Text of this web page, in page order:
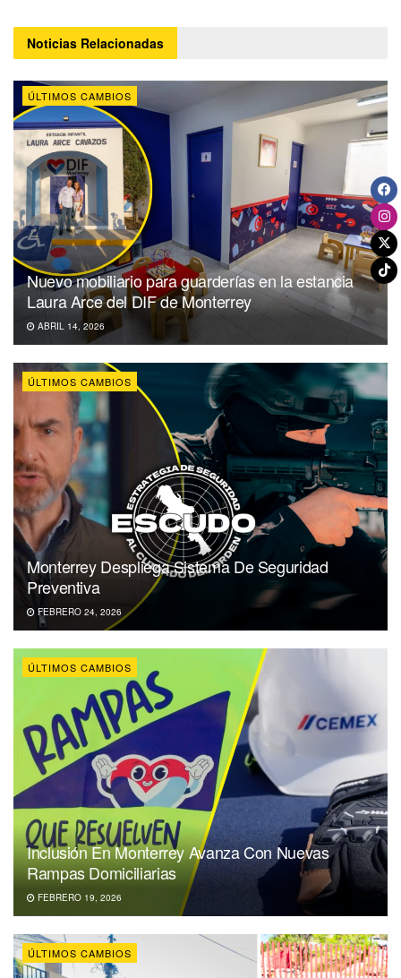
Noticias Relacionadas
ÚLTIMOS CAMBIOS
Nuevo mobiliario para guarderías en la estancia
Laura Arce del DIF de Monterrey
ABRIL 14, 2026
ÚLTIMOS CAMBIOS
Monterrey Despliega Sistema De Seguridad
Preventiva
FEBRERO 24, 2026
ÚLTIMOS CAMBIOS
Inclusión En Monterrey Avanza Con Nuevas
Rampas Domiciliarias
FEBRERO 19, 2026
ÚLTIMOS CAMBIOS